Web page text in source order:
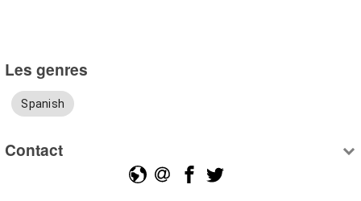
Les genres
Spanish
Contact